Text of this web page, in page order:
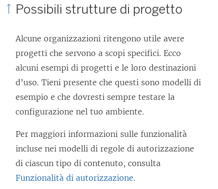
Possibili strutture di progetto
Alcune organizzazioni ritengono utile avere
progetti che servono a scopi specifici. Ecco
alcuni esempi di progetti e le loro destinazioni
d’uso. Tieni presente che questi sono modelli di
esempio e che dovresti sempre testare la
configurazione nel tuo ambiente.
Per maggiori informazioni sulle funzionalità
incluse nei modelli di regole di autorizzazione
di ciascun tipo di contenuto, consulta
Funzionalità di autorizzazione.